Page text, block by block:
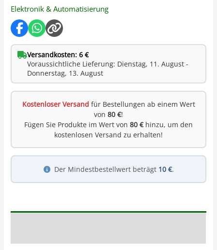
Elektronik & Automatisierung
Versandkosten: 6 €
Voraussichtliche Lieferung: Dienstag, 11. August -
Donnerstag, 13. August
Kostenloser Versand für Bestellungen ab einem Wert
von 80 €!
Fügen Sie Produkte im Wert von 80 €hinzu, um den
kostenlosen Versand zu erhalten!
Der Mindestbestellwert beträgt 10 €.